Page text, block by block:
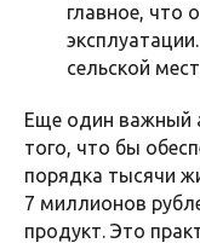
главное, что
сельской
Еще один важный
того, что бы
порядка тысячи
7 миллионов
продукт. Это